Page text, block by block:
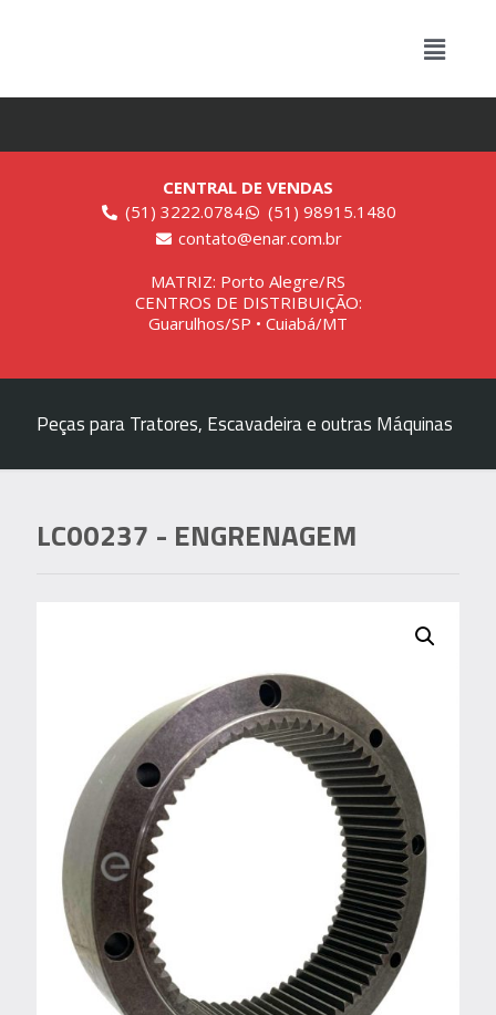
CENTRAL DE VENDAS
(51) 3222.0784
(51) 98915.1480
contato@enar.com.br
MATRIZ: Porto Alegre/RS
CENTROS DE DISTRIBUIÇÃO:
Guarulhos/SP • Cuiabá/MT
Peças para Tratores, Escavadeira e outras Máquinas
LC00237 - ENGRENAGEM